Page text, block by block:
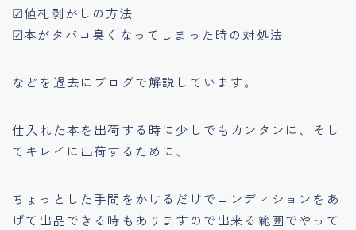
☑値札剥がしの方法
☑本がタバコ臭くなってしまった時の対処法
などを過去にブログで解説しています。
仕入れた本を出荷する時に少しでもカンタンに、そし
てキレイに出荷するために、
ちょっとした手間をかけるだけでコンディションをあ
げて出品できる時もありますので出来る範囲でやって